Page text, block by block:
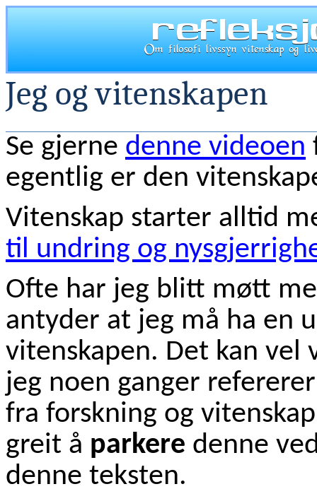
Jeg og vitenskapen
Se gjerne denne videoen
egentlig er den
Vitenskap starter alltid
til undring og
Ofte har jeg blitt møtt
antyder at jeg må ha en
vitenskapen. Det kan vel
jeg noen ganger
fra forskning og
greit å parkere denne
denne teksten.